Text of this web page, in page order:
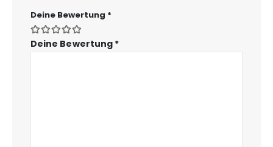
Deine Bewertung *
Deine Bewertung *